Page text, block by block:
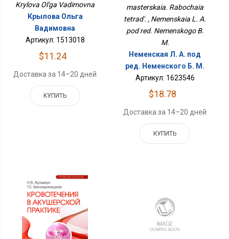
Krylova Ol'ga Vadimovna
Крылова Ольга
Вадимовна
Артикул: 1513018
$11.24
Доставка за 14–20 дней
КУПИТЬ
masterskaia. Rabochaia
tetrad'. , Nemenskaia L. A.
pod red. Nemenskogo B.
M.
Неменская Л. А. под
ред. Неменского Б. М.
Артикул: 1623546
$18.78
Доставка за 14–20 дней
КУПИТЬ